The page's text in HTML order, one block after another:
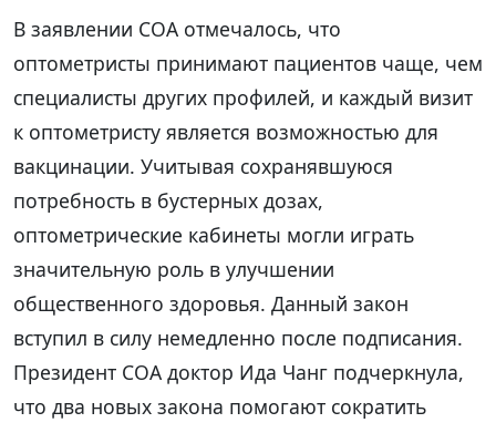
В заявлении COA отмечалось, что
оптометристы принимают пациентов чаще, чем
специалисты других профилей, и каждый визит
к оптометристу является возможностью для
вакцинации. Учитывая сохранявшуюся
потребность в бустерных дозах,
оптометрические кабинеты могли играть
значительную роль в улучшении
общественного здоровья. Данный закон
вступил в силу немедленно после подписания.
Президент COA доктор Ида Чанг подчеркнула,
что два новых закона помогают сократить